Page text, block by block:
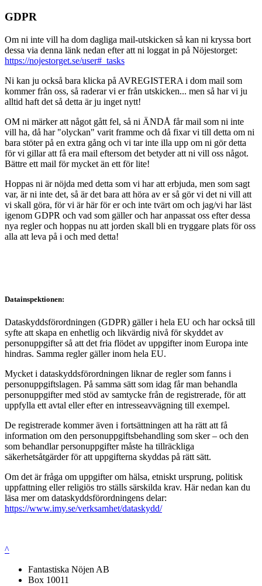
GDPR
Om ni inte vill ha dom dagliga mail-utskicken så kan ni kryssa bort
dessa via denna länk nedan efter att ni loggat in på Nöjestorget:
https://nojestorget.se/user#_tasks
Ni kan ju också bara klicka på AVREGISTERA i dom mail som
kommer från oss, så raderar vi er från utskicken... men så har vi ju
alltid haft det så detta är ju inget nytt!
OM ni märker att något gått fel, så ni ÄNDÅ får mail som ni inte
vill ha, då har "olyckan" varit framme och då fixar vi till detta om ni
bara stöter på en extra gång och vi tar inte illa upp om ni gör detta
för vi gillar att få era mail eftersom det betyder att ni vill oss något.
Bättre ett mail för mycket än ett för lite!
Hoppas ni är nöjda med detta som vi har att erbjuda, men som sagt
var, är ni inte det, så är det bara att höra av er så gör vi det ni vill att
vi skall göra, för vi är här för er och inte tvärt om och jag/vi har läst
igenom GDPR och vad som gäller och har anpassat oss efter dessa
nya regler och hoppas nu att jorden skall bli en tryggare plats för oss
alla att leva på i och med detta!
Datainspektionen:
Dataskyddsförordningen (GDPR) gäller i hela EU och har också till
syfte att skapa en enhetlig och likvärdig nivå för skyddet av
personuppgifter så att det fria flödet av uppgifter inom Europa inte
hindras. Samma regler gäller inom hela EU.
Mycket i dataskyddsförordningen liknar de regler som fanns i
personuppgiftslagen. På samma sätt som idag får man behandla
personuppgifter med stöd av samtycke från de registrerade, för att
uppfylla ett avtal eller efter en intresseavvägning till exempel.
De registrerade kommer även i fortsättningen att ha rätt att få
information om den personuppgiftsbehandling som sker – och den
som behandlar personuppgifter måste ha tillräckliga
säkerhetsåtgärder för att uppgifterna skyddas på rätt sätt.
Om det är fråga om uppgifter om hälsa, etniskt ursprung, politisk
uppfattning eller religiös tro ställs särskilda krav. Här nedan kan du
läsa mer om dataskyddsförordningens delar:
https://www.imy.se/verksamhet/dataskydd/
^
Fantastiska Nöjen AB
Box 10011